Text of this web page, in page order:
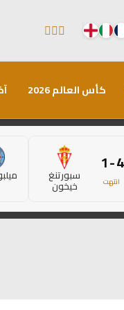
كأس العالم 2026
4 - 1
انتهت سبورتنغ
خيخون